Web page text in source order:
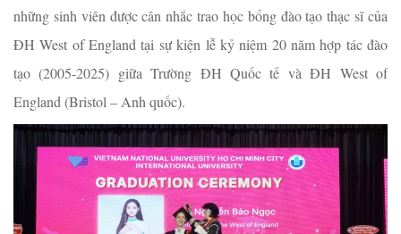
những sinh viên được cân nhắc trao học bổng đào tạo thạc sĩ của
ĐH West of England tại sự kiện lễ kỷ niệm 20 năm hợp tác đào
tạo (2005-2025) giữa Trường ĐH Quốc tế và ĐH West of
England (Bristol – Anh quốc).